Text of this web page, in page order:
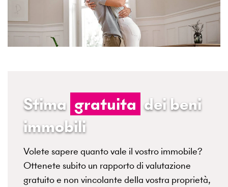
Stima gratuita dei beni
immobili
Volete sapere quanto vale il vostro immobile?
Ottenete subito un rapporto di valutazione
gratuito e non vincolante della vostra proprietà,